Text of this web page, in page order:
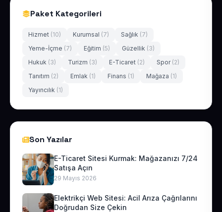
Paket Kategorileri
Hizmet (10) Kurumsal (7) Sağlık (7)
Yeme-İçme (7) Eğitim (5) Güzellik (3)
Hukuk (3) Turizm (3) E-Ticaret (2) Spor (2)
Tanıtım (2) Emlak (1) Finans (1) Mağaza (1)
Yayıncılık (1)
Son Yazılar
E-Ticaret Sitesi Kurmak: Mağazanızı 7/24
Satışa Açın
29 Mayıs 2026
Elektrikçi Web Sitesi: Acil Arıza Çağrılarını
Doğrudan Size Çekin